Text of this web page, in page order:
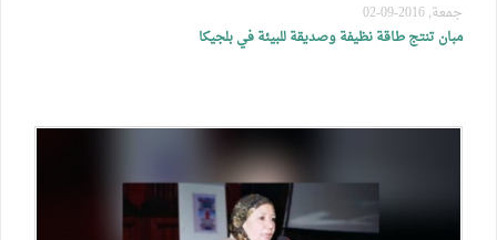
جمعة, 2016-09-02
مبان تنتج طاقة نظيفة وصديقة للبيئة في بلجيكا